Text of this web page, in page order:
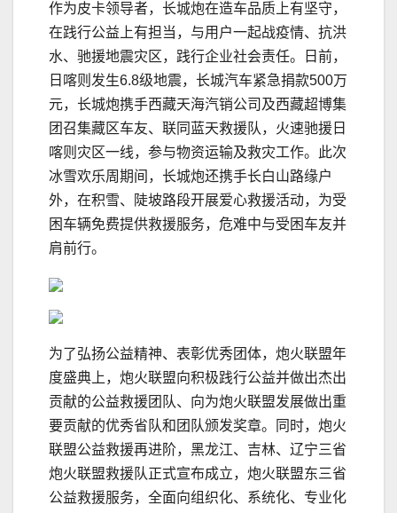
作为皮卡领导者，长城炮在造车品质上有坚守，
在践行公益上有担当，与用户一起战疫情、抗洪
水、驰援地震灾区，践行企业社会责任。日前，
日喀则发生6.8级地震，长城汽车紧急捐款500万
元，长城炮携手西藏天海汽销公司及西藏超博集
团召集藏区车友、联同蓝天救援队，火速驰援日
喀则灾区一线，参与物资运输及救灾工作。此次
冰雪欢乐周期间，长城炮还携手长白山路缘户
外，在积雪、陡坡路段开展爱心救援活动，为受
困车辆免费提供救援服务，危难中与受困车友并
肩前行。
为了弘扬公益精神、表彰优秀团体，炮火联盟年
度盛典上，炮火联盟向积极践行公益并做出杰出
贡献的公益救援团队、向为炮火联盟发展做出重
要贡献的优秀省队和团队颁发奖章。同时，炮火
联盟公益救援再进阶，黑龙江、吉林、辽宁三省
炮火联盟救援队正式宣布成立，炮火联盟东三省
公益救援服务，全面向组织化、系统化、专业化